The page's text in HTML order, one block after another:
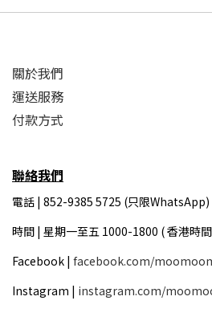
關於我們
運送服務
付款方式
聯絡我們
電話 | 852-9385 5725 (只限WhatsApp)
時間 | 星期一至五 1000-1800 ( 香港時
Facebook | facebook.com/
Instagram | instagram.com/